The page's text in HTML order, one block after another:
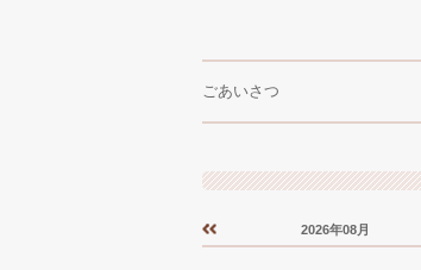
ごあいさつ
«
2026年08月